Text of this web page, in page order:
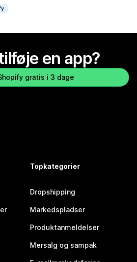
en app?
gratis i 3 dage
Topkategorier
Dropshipping
Markedspladser
Produktanmeldelser
Mersalg og sampak